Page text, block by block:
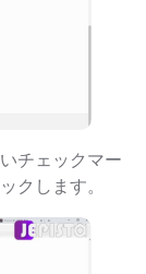
チェックマー
クします。